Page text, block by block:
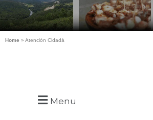
Home » Atención Cidadá
Menu